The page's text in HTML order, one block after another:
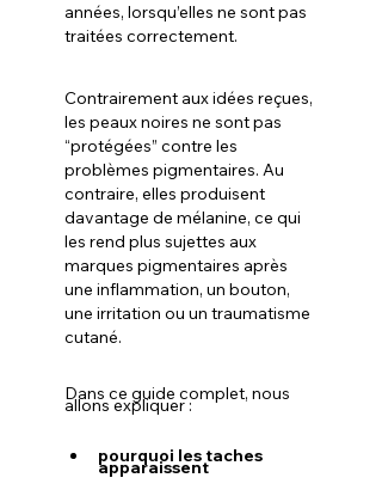
années, lorsqu’elles ne sont pas
traitées correctement.
Contrairement aux idées reçues,
les peaux noires ne sont pas
“protégées” contre les
problèmes pigmentaires. Au
contraire, elles produisent
davantage de mélanine, ce qui
les rend plus sujettes aux
marques pigmentaires après
une inflammation, un bouton,
une irritation ou un traumatisme
cutané.
Dans ce guide complet, nous
allons expliquer :
pourquoi les taches
apparaissent